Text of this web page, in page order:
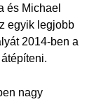
és Michael
egyik legjobb
2014-ben a
nagy